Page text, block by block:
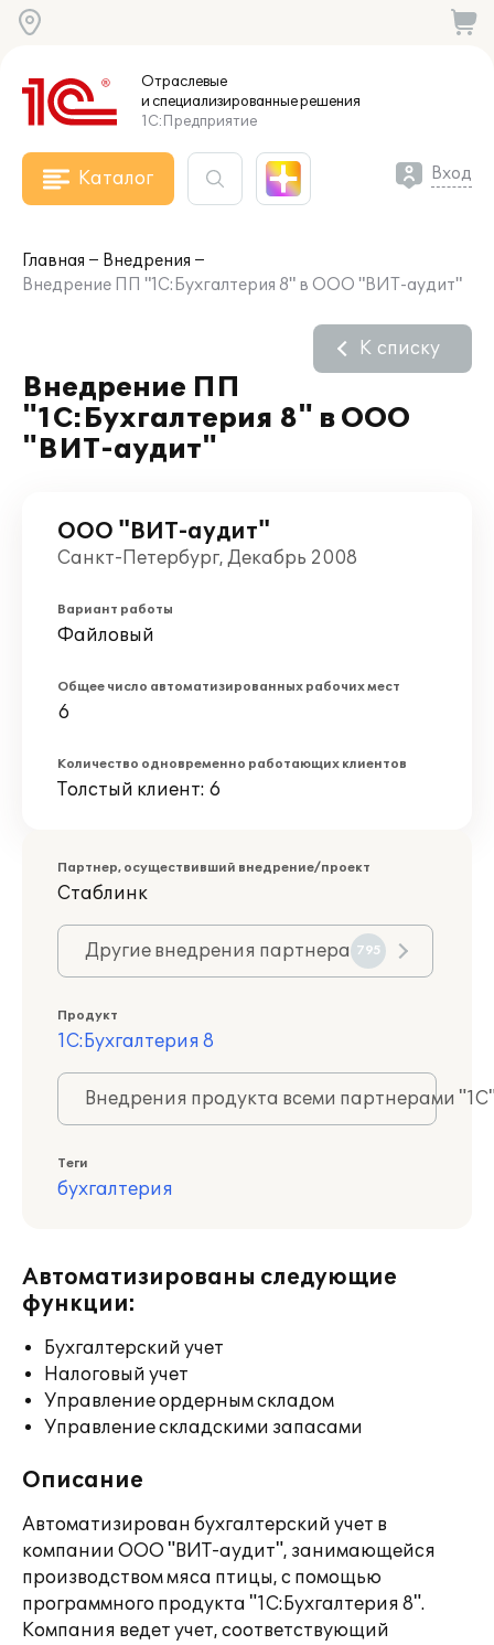
Отраслевые
и специализированныерешения
1С:Предприятие
Каталог Вход
Главная
Внедрения
Внедрение ПП "1С:Бухгалтерия 8" в ООО "ВИТ-аудит"
Внедрение ПП
"1С:Бухгалтерия 8" в ООО
"ВИТ-аудит"
К списку
ООО "ВИТ-аудит"
Санкт-Петербург, Декабрь 2008
Вариант работы
Файловый
Общее число автоматизированных рабочих мест
6
Количество одновременно работающих клиентов
Толстый клиент: 6
Партнер, осуществивший внедрение/проект
Стаблинк
Другие внедрения партнера 795
Продукт
1С:Бухгалтерия 8
Внедрения продукта всеми партнерами
Теги
бухгалтерия
Автоматизированы следующие
функции:
Бухгалтерский учет
Налоговый учет
Управление ордерным складом
Управление складскими запасами
Описание
Автоматизирован бухгалтерский учет в
компании ООО "ВИТ-аудит", занимающейся
производством мяса птицы, с помощью
программного продукта "1С:Бухгалтерия 8".
Компания ведет учет, соответствующий